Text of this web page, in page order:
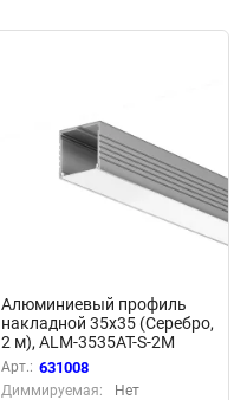
Алюминиевый профиль
накладной 35x35 (Серебро,
2 м), ALM-3535AT-S-2M
631008 (Серебро) 631008
Арт.: 631008
Диммируемая:
Нет